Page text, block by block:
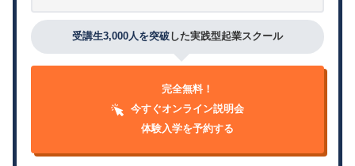
受講生3,000人を突破 した実践型起業スクール
完全無料！
今すぐオンライン説明会
体験入学を予約する